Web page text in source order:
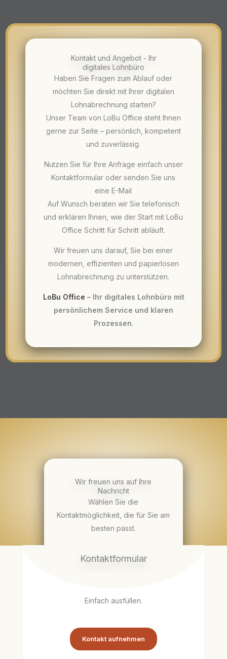
Kontakt und Angebot - Ihr
digitales Lohnbüro
Haben Sie Fragen zum Ablauf oder
möchten Sie direkt mit Ihrer digitalen
Lohnabrechnung starten?
Unser Team von LoBu Office steht Ihnen
gerne zur Seite – persönlich, kompetent
und zuverlässig.
Nutzen Sie für Ihre Anfrage einfach unser
Kontaktformular oder senden Sie uns
eine E-Mail
Auf Wunsch beraten wir Sie telefonisch
und erklären Ihnen, wie der Start mit LoBu
Office Schritt für Schritt abläuft.
Wir freuen uns darauf, Sie bei einer
modernen, effizienten und papierlosen
Lohnabrechnung zu unterstützen.
LoBu Office – Ihr digitales Lohnbüro mit
persönlichem Service und klaren
Prozessen.
Wir freuen uns auf Ihre
Nachricht
Wählen Sie die
Kontaktmöglichkeit, die für Sie am
besten passt.
Kontaktformular
Einfach ausfüllen.
Kontakt aufnehmen